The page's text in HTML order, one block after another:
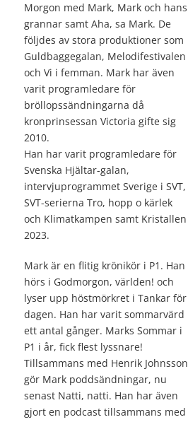
Morgon med Mark, Mark och hans
grannar samt Aha, sa Mark. De
följdes av stora produktioner som
Guldbaggegalan, Melodifestivalen
och Vi i femman. Mark har även
varit programledare för
bröllopssändningarna då
kronprinsessan Victoria gifte sig
2010.
Han har varit programledare för
Svenska Hjältar-galan,
intervjuprogrammet Sverige i SVT,
SVT-serierna Tro, hopp o kärlek
och Klimatkampen samt Kristallen
2023.
Mark är en flitig krönikör i P1. Han
hörs i Godmorgon, världen! och
lyser upp höstmörkret i Tankar för
dagen. Han har varit sommarvärd
ett antal gånger. Marks Sommar i
P1 i år, fick flest lyssnare!
Tillsammans med Henrik Johnsson
gör Mark poddsändningar, nu
senast Natti, natti. Han har även
gjort en podcast tillsammans med